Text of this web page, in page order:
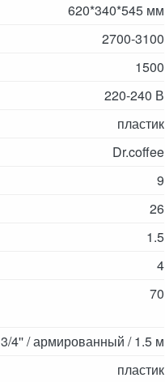
620*340*545 мм
2700-3100
1500
220-240 В
пластик
Dr.coffee
9
26
1.5
4
70
3/4'' / армированный / 1.5 м
пластик